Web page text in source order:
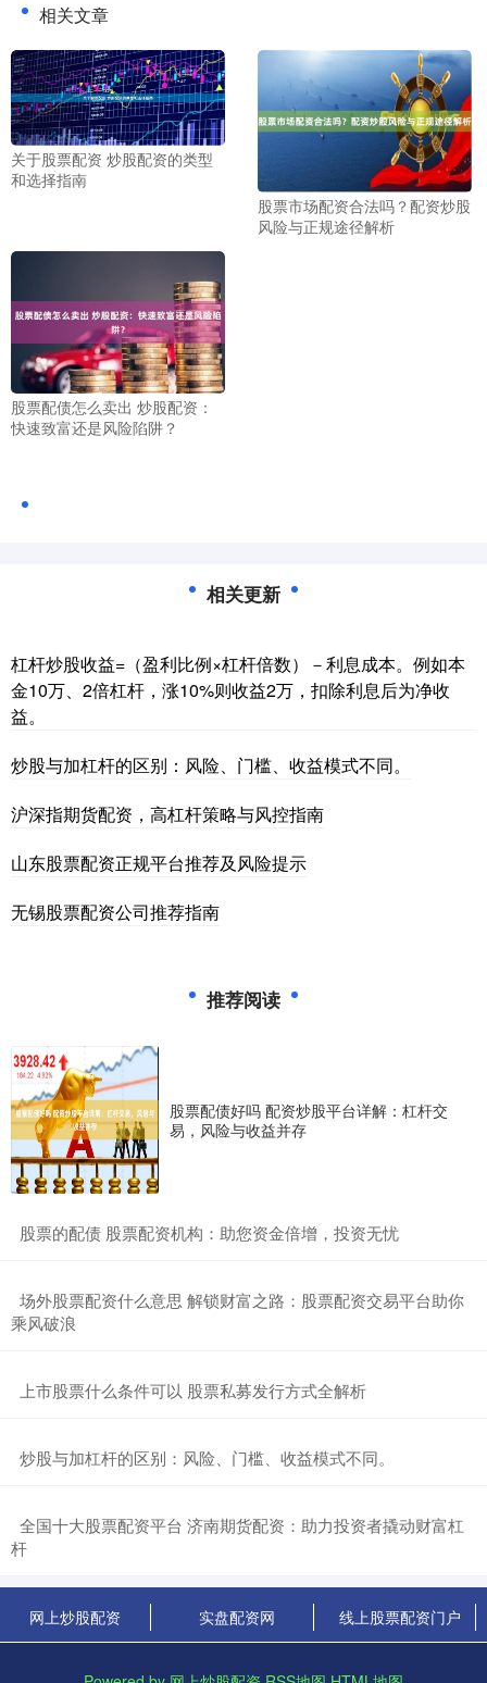
相关文章
关于股票配资 炒股配资的类型
和选择指南
股票市场配资合法吗？配资炒股
风险与正规途径解析
股票配债怎么卖出 炒股配资：
快速致富还是风险陷阱？
相关更新
杠杆炒股收益=（盈利比例×杠杆倍数）－利息成本。例如本
金10万、2倍杠杆，涨10%则收益2万，扣除利息后为净收
益。
炒股与加杠杆的区别：风险、门槛、收益模式不同。
沪深指期货配资，高杠杆策略与风控指南
山东股票配资正规平台推荐及风险提示
无锡股票配资公司推荐指南
推荐阅读
股票配债好吗 配资炒股平台详解：杠杆交
易，风险与收益并存
​股票的配债 股票配资机构：助您资金倍增，投资无忧
​场外股票配资什么意思 解锁财富之路：股票配资交易平台助你
乘风破浪
​上市股票什么条件可以 股票私募发行方式全解析
​炒股与加杠杆的区别：风险、门槛、收益模式不同。
​全国十大股票配资平台 济南期货配资：助力投资者撬动财富杠
杆
网上炒股配资 实盘配资网 线上股票配资门户